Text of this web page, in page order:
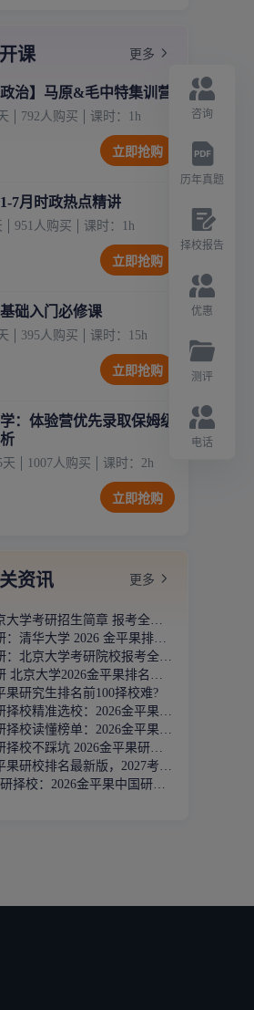
课 更多
政治】马原&毛中特集训营
792人购买 课时： 1 h
立即抢购
7月时政热点精讲
951人购买 课时： 1 h
立即抢购
础入门必修课
395人购买 课时： 15 h
立即抢购
：体验营优先录取保姆级
天 1007人购买 课时： 2 h
立即抢购
资讯 更多
2027北京大学考研招生简章 报考全流程指南
2027考研：清华大学 2026 金平果排名报考指南
2027考研：北京大学考研院校报考全指南
2027考研 北京大学2026金平果排名报考指南
果研究生排名前100择校难?
2027考研择校精准选校：2026金平果研校排名解读
2027考研择校读懂榜单：2026金平果研校排名怎么看
2027考研择校不踩坑 2026金平果研校排名官方发布
2026金平果研校排名最新版，2027考研择校必看指南
2027考研择校：2026金平果中国研究生院校综合排名一览表
咨询
历年真题
择校报告
优惠
测评
电话